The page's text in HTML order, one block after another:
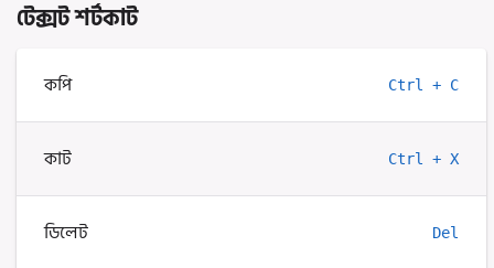
টেক্সট শর্টকাট
কপি Ctrl + C
কাট Ctrl + X
ডিলেট Del